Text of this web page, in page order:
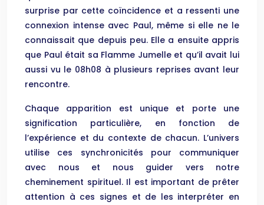
surprise par cette coïncidence et a ressenti une
connexion intense avec Paul, même si elle ne le
connaissait que depuis peu. Elle a ensuite appris
que Paul était sa Flamme Jumelle et qu’il avait lui
aussi vu le 08h08 à plusieurs reprises avant leur
rencontre.
Chaque apparition est unique et porte une
signification particulière, en fonction de
l’expérience et du contexte de chacun. L’univers
utilise ces synchronicités pour communiquer
avec nous et nous guider vers notre
cheminement spirituel. Il est important de prêter
attention à ces signes et de les interpréter en